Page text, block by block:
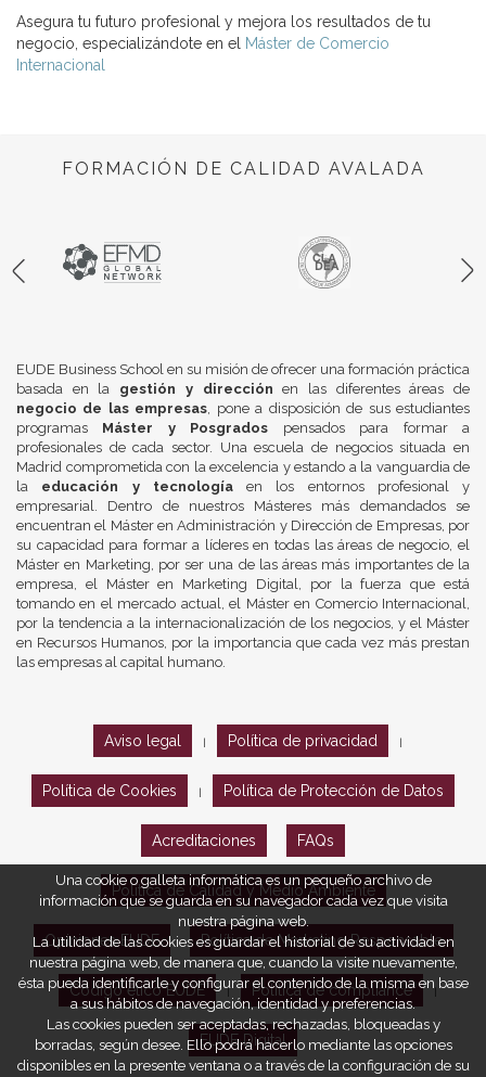
Asegura tu futuro profesional y mejora los resultados de tu
negocio, especializándote en el
Máster de Comercio
Internacional
FORMACIÓN DE CALIDAD AVALADA
EUDE Business School en su misión de ofrecer una formación práctica
basada en la gestión y dirección en las diferentes áreas de
negocio de las empresas, pone a disposición de sus estudiantes
programas Máster y Posgrados pensados para formar a
profesionales de cada sector. Una escuela de negocios situada en
Madrid comprometida con la excelencia y estando a la vanguardia de
la educación y tecnologíaen los entornos profesional y
empresarial. Dentro de nuestros Másteres más demandados se
encuentran el Máster en Administración y Dirección de Empresas, por
su capacidad para formar a líderes en todas las áreas de negocio, el
Máster en Marketing, por ser una de las áreas más importantes de la
empresa, el Máster en Marketing Digital, por la fuerza que está
tomando en el mercado actual, el Máster en Comercio Internacional,
por la tendencia a la internacionalización de los negocios, y el Máster
en Recursos Humanos, por la importancia que cada vez más prestan
las empresas al capital humano.
Aviso legal Política de privacidad
Política de Cookies Política de Protección de Datos
Acreditaciones FAQs
Política de Calidad y Medio Ambiente
Opiniones EUDE Política de Marketing Responsable
Código ético EUDE Política de compliance
EUDE Digital
Una cookie o galleta informática es un pequeño archivo de
información que se guarda en su navegador cada vez que visita
nuestra página web.
La utilidad de las cookies es guardar el historial de su actividad en
nuestra página web, de manera que, cuando la visite nuevamente,
ésta pueda identificarle y configurar el contenido de la misma en base
a sus hábitos de navegación, identidad y preferencias.
Las cookies pueden ser aceptadas, rechazadas, bloqueadas y
borradas, según desee. Ello podrá hacerlo mediante las opciones
disponibles en la presente ventana o a través de la configuración de su